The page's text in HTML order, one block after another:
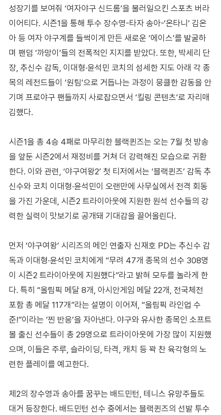
성장기를 보여줘 ‘여자야구 신드롬’을 불러일으킨 스포츠 버라
이어티다. 시즌1을 통해 투수 장수영-타자 송아-‘온타니’ 김온
아 등 여자 야구계를 들썩이게 만든 새로운 ‘에이스’를 발굴하
며 팬덤 ‘까망이’들의 전폭적인 지지를 받았다. 또한, 박세리 단
장, 추신수 감독, 이대형·윤석민 코치의 섬세한 지도 아래 각 종
목의 레전드들이 ‘원팀’으로 거듭나는 과정이 뭉클한 감동을 안
기며 프로야구 팬들까지 사로잡으면서 ‘킬링 콘텐츠’로 자리매
김했다.
시즌1을 총 4승 4패로 마무리한 블랙퀸즈는 오는 7월 첫 방송
을 앞둔 시즌2에서 재정비를 거쳐 더 강력해진 모습으로 귀환
한다. 이와 관련, ‘야구여왕2’ 첫 티저에서는 ‘블랙퀸즈’ 감독 추
신수와 코치 이대형·윤석민이 오랜만에 사무실에서 전격 회동
을 가진 가운데, 시즌2 트라이아웃에 지원한 원석 선수들의 강
력한 실력이 맛보기로 공개돼 기대감을 끌어올린다.
먼저 ‘야구여왕’ 시리즈의 메인 연출자 신재호 PD는 추신수 감
독과 이대형·윤석민 코치에게 “무려 47개 종목의 선수 308명
이 시즌2 트라이아웃에 지원했다”라고 밝혀 모두를 놀라게 한
다. 특히 “올림픽 메달 8개, 아시안게임 메달 22개, 전국체전
포함 총 메달 117개”라는 설명이 이어져, “올림픽 라인업 수
준!”이라는 ‘찐 반응’을 자아낸다. 야구와 유사한 종목인 소프트
볼 출신 선수들이 총 29명으로 트라이아웃에 가장 많이 지원했
으며, 이들은 주루, 슬라이딩, 타격, 캐치 등 꽉 찬 육각형의 노
련한 플레이를 예고한다.
제2의 장수영과 송아를 꿈꾸는 배드민턴, 테니스 유망주들도
대거 등장한다. 배드민턴 선수 중에서는 블랙퀸즈의 선발 투수